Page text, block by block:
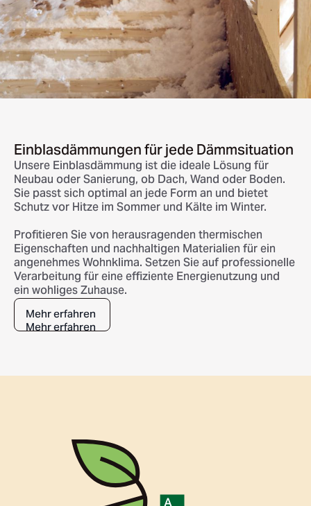
Einblasdämmungen für jede Dämmsituation
Unsere Einblasdämmung ist die ideale Lösung für
Neubau oder Sanierung, ob Dach, Wand oder Boden.
Sie passt sich optimal an jede Form an und bietet
Schutz vor Hitze im Sommer und Kälte im Winter.
Profitieren Sie von herausragenden thermischen
Eigenschaften und nachhaltigen Materialien für ein
angenehmes Wohnklima. Setzen Sie auf professionelle
Verarbeitung für eine effiziente Energienutzung und
ein wohliges Zuhause.
Mehr erfahren
Mehr erfahren